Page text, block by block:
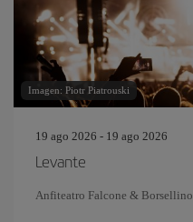
Imagen: Piotr Piatrouski
19 ago 2026 - 19 ago 2026
Levante
Anfiteatro Falcone & Borsellino